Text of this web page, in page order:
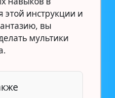
инструкции и
вы
мультики